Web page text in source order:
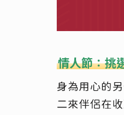
情人節：挑
身為用心的
二來伴侶在